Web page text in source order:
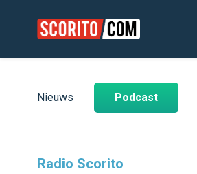
Nieuws Podcast
Radio Scorito